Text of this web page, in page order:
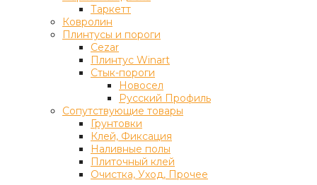
Таркетт
Ковролин
Плинтусы и пороги
Cezar
Плинтус Winart
Стык-пороги
Новосел
Русский Профиль
Сопутствующие товары
Грунтовки
Клей, Фиксация
Наливные полы
Плиточный клей
Очистка, Уход, Прочее